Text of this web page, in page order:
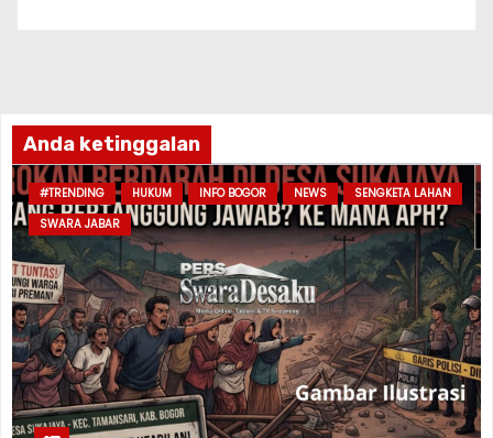
Anda ketinggalan
#TRENDING HUKUM INFO BOGOR NEWS
SENGKETA LAHAN
SWARA JABAR